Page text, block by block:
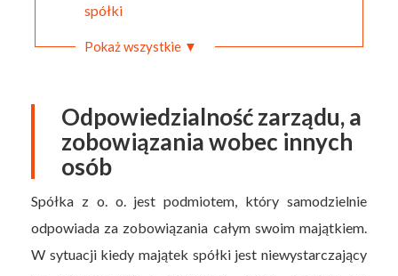
spółki
Pokaż wszystkie ▼
Odpowiedzialność zarządu, a
zobowiązania wobec innych
osób
Spółka z o. o. jest podmiotem, który samodzielnie
odpowiada za zobowiązania całym swoim majątkiem.
W sytuacji kiedy majątek spółki jest niewystarczający